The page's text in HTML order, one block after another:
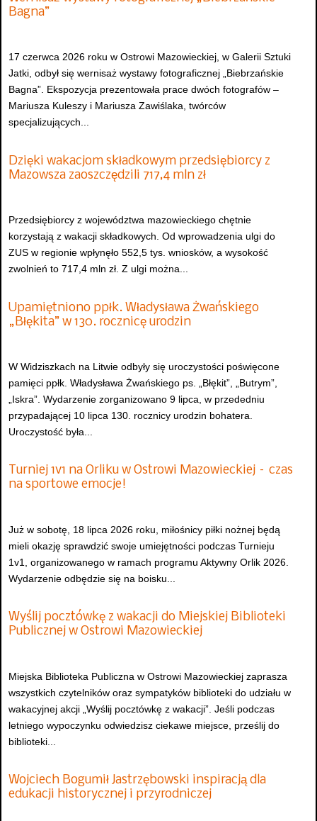
Bagna”
17 czerwca 2026 roku w Ostrowi Mazowieckiej, w Galerii Sztuki
Jatki, odbył się wernisaż wystawy fotograficznej „Biebrzańskie
Bagna”. Ekspozycja prezentowała prace dwóch fotografów –
Mariusza Kuleszy i Mariusza Zawiślaka, twórców
specjalizujących...
Dzięki wakacjom składkowym przedsiębiorcy z
Mazowsza zaoszczędzili 717,4 mln zł
Przedsiębiorcy z województwa mazowieckiego chętnie
korzystają z wakacji składkowych. Od wprowadzenia ulgi do
ZUS w regionie wpłynęło 552,5 tys. wniosków, a wysokość
zwolnień to 717,4 mln zł. Z ulgi można...
Upamiętniono ppłk. Władysława Żwańskiego
„Błękita” w 130. rocznicę urodzin
W Widziszkach na Litwie odbyły się uroczystości poświęcone
pamięci ppłk. Władysława Żwańskiego ps. „Błękit”, „Butrym”,
„Iskra”. Wydarzenie zorganizowano 9 lipca, w przededniu
przypadającej 10 lipca 130. rocznicy urodzin bohatera.
Uroczystość była...
Turniej 1v1 na Orliku w Ostrowi Mazowieckiej – czas
na sportowe emocje!
Już w sobotę, 18 lipca 2026 roku, miłośnicy piłki nożnej będą
mieli okazję sprawdzić swoje umiejętności podczas Turnieju
1v1, organizowanego w ramach programu Aktywny Orlik 2026.
Wydarzenie odbędzie się na boisku...
Wyślij pocztówkę z wakacji do Miejskiej Biblioteki
Publicznej w Ostrowi Mazowieckiej
Miejska Biblioteka Publiczna w Ostrowi Mazowieckiej zaprasza
wszystkich czytelników oraz sympatyków biblioteki do udziału w
wakacyjnej akcji „Wyślij pocztówkę z wakacji”. Jeśli podczas
letniego wypoczynku odwiedzisz ciekawe miejsce, prześlij do
biblioteki...
Wojciech Bogumił Jastrzębowski inspiracją dla
edukacji historycznej i przyrodniczej